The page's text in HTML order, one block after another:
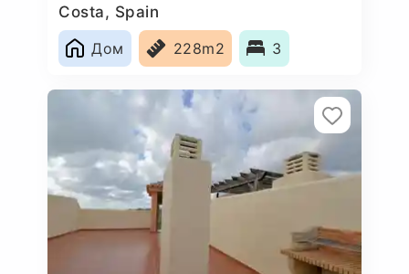
Costa, Spain
Дом
228m2 3